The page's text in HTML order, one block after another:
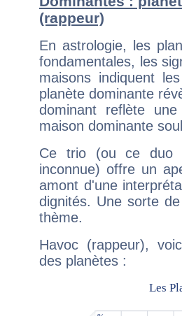
(rappeur)
En astrologie, les
fondamentales, les
maisons indiquent
planète dominante
dominant reflète
maison dominante
Ce trio (ou ce duo
inconnue) offre un
amont d'une
dignités. Une sorte
thème.
Havoc (rappeur),
des planètes :